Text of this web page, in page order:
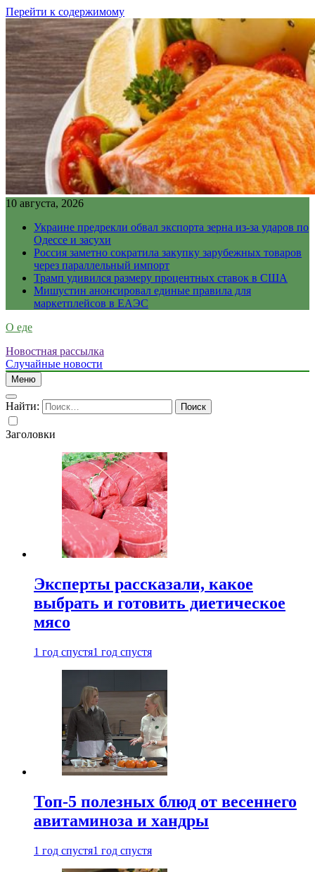
Перейти к содержимому
10 августа, 2026
Украине предрекли обвал экспорта зерна из-за ударов по
Одессе и засухи
Россия заметно сократила закупку зарубежных товаров
через параллельный импорт
Трамп удивился размеру процентных ставок в США
Мишустин анонсировал единые правила для
маркетплейсов в ЕАЭС
О еде
Новостная рассылка
Случайные новости
Меню
Найти:
Заголовки
Эксперты рассказали, какое
выбрать и готовить диетическое
мясо
1 год спустя1 год спустя
Топ-5 полезных блюд от весеннего
авитаминоза и хандры
1 год спустя1 год спустя